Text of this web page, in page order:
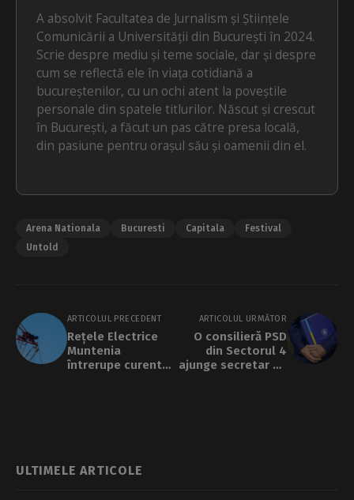
A absolvit Facultatea de Jurnalism și Științele
Comunicării a Universității din București în 2024.
Scrie despre mediu și teme sociale, dar și despre
cum se reflectă ele în viața cotidiană a
bucureștenilor, cu un ochi atent la poveștile
personale din spatele titlurilor. Născut și crescut
în București, a făcut un pas către presa locală,
din pasiune pentru orașul său și oamenii din el.
Arena Nationala Bucuresti Capitala
Festival
Untold
ARTICOLUL PRECEDENT
Rețele Electrice
Muntenia
întrerupe curentul
ARTICOLUL URMĂTOR
O consilieră PSD
din Sectorul 4
ajunge secretar de
ULTIMELE ARTICOLE